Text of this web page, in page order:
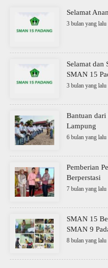
Selamat
3 bulan yang lalu
Selamat dan
SMAN 15
3 bulan yang lalu
Bantuan
Lampung
6 bulan yang lalu
Pemberian
Berperstasi
7 bulan yang lalu
SMAN 15
SMAN 9
8 bulan yang lalu